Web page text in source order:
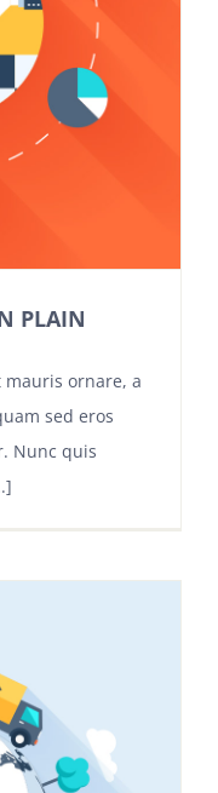
PLAIN
ornare, a
sed eros
Nunc quis